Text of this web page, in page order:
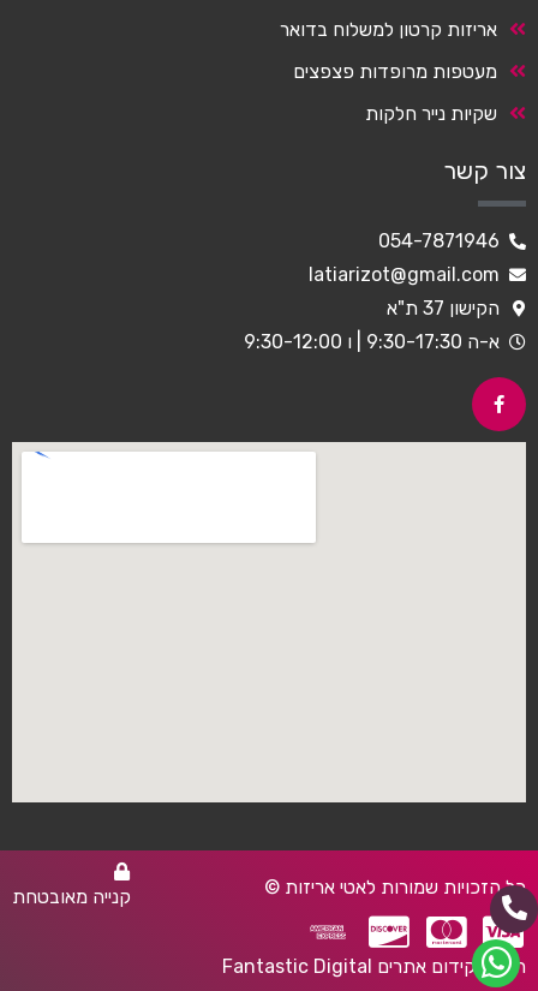
אריזות קרטון למשלוח בדואר
מעטפות מרופדות פצפצים
שקיות נייר חלקות
צור קשר
054-7871946
latiarizot@gmail.com
הקישון 37 ת"א
א-ה 9:30-17:30 | ו 9:30-12:00
כל הזכויות שמורות לאטי אריזות © קנייה מאובטחת
חברת קידום אתרים Fantastic Digital